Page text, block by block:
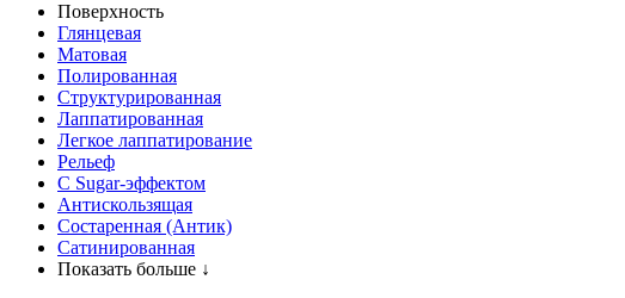
Поверхность
Глянцевая
Матовая
Полированная
Структурированная
Лаппатированная
Легкое лаппатирование
Рельеф
С Sugar-эффектом
Антискользящая
Состаренная (Антик)
Сатинированная
Показать больше ↓